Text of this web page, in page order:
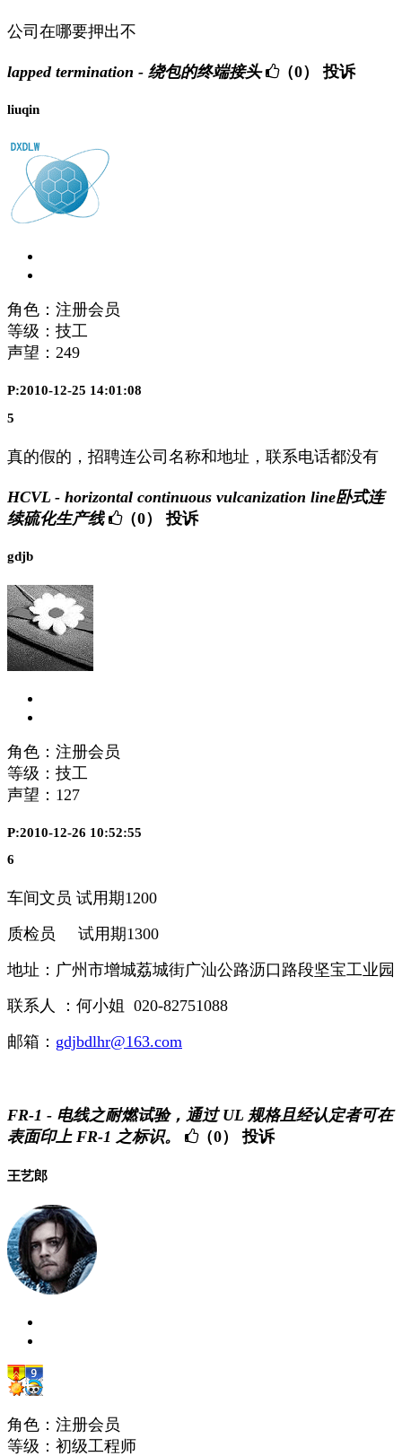
公司在哪要押出不
lapped termination - 绕包的终端接头 （0） 投诉
liuqin
角色：注册会员
等级：技工
声望： 249
P:2010-12-25 14:01:08
5
真的假的，招聘连公司名称和地址，联系电话都没有
HCVL - horizontal continuous vulcanization line卧式连
续硫化生产线
（0） 投诉
gdjb
角色：注册会员
等级：技工
声望： 127
P:2010-12-26 10:52:55
6
车间文员 试用期1200
质检员 试用期1300
地址：广州市增城荔城街广汕公路沥口路段坚宝工业园
联系人 ：何小姐 020-82751088
邮箱： gdjbdlhr@163.com
FR-1 - 电线之耐燃试验，通过 UL 规格且经认定者可在
表面印上 FR-1 之标识。
（0） 投诉
王艺郎
角色：注册会员
等级：初级工程师